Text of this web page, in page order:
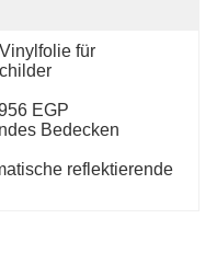
für
EGP
Bedecken
reflektierende